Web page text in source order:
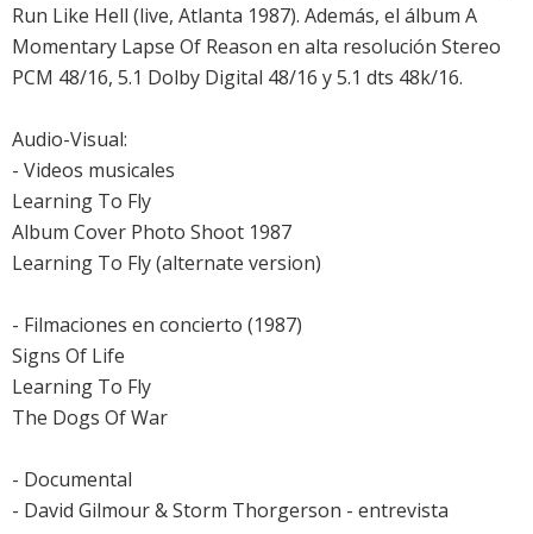
Run Like Hell (live, Atlanta 1987). Además, el álbum A
Momentary Lapse Of Reason en alta resolución Stereo
PCM 48/16, 5.1 Dolby Digital 48/16 y 5.1 dts 48k/16.
Audio-Visual:
- Videos musicales
Learning To Fly
Album Cover Photo Shoot 1987
Learning To Fly (alternate version)
- Filmaciones en concierto (1987)
Signs Of Life
Learning To Fly
The Dogs Of War
- Documental
- David Gilmour & Storm Thorgerson - entrevista